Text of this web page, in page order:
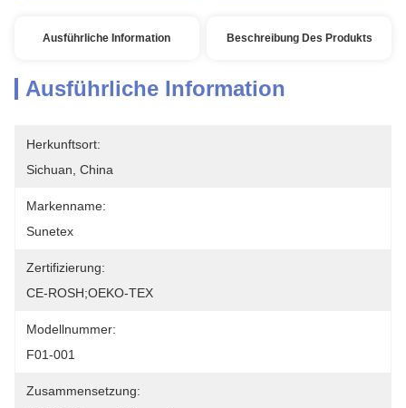
Ausführliche Information Beschreibung Des Produkts
Ausführliche Information
Herkunftsort:
Sichuan, China
Markenname:
Sunetex
Zertifizierung:
CE-ROSH;OEKO-TEX
Modellnummer:
F01-001
Zusammensetzung: